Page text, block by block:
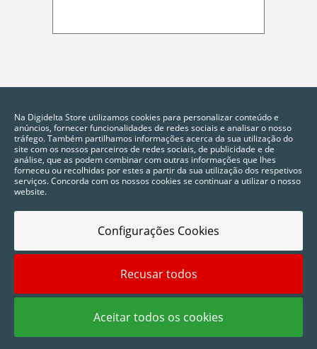
2025 © Digidelta Store - Think Green. Todos os direitos reservados.
Na Digidelta Store utilizamos cookies para personalizar conteúdo e
anúncios, fornecer funcionalidades de redes sociais e analisar o nosso
tráfego. Também partilhamos informações acerca da sua utilização do
site com os nossos parceiros de redes sociais, de publicidade e de
análise, que as podem combinar com outras informações que lhes
forneceu ou recolhidas por estes a partir da sua utilização dos respetivos
serviços. Concorda com os nossos cookies se continuar a utilizar o nosso
website.
Configurações Cookies
Recusar todos
Aceitar todos os cookies